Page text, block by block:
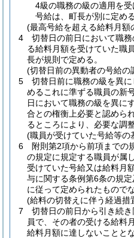
4級の職務の級の適用を
号給は、町長が別に定める
(最高号給を超える給料月額
4
切替日の前日において職
る給料月額を受けていた職
長が規則で定める。
(切替日前の異動者の号給の
5
切替日前に職務の級を異
めるこれに準ずる職員の新
日において職務の級を異に
合との権衡上必要と認めら
るところにより、必要な調
(職員が受けていた号給等の
6
附則第2項から前項までの
の規定に規定する職員が属
受けていた号給又は給料月
与に関する条例第6条の規
に従って定められたもので
(給料の切替えに伴う経過措
7
切替日の前日から引き続
員で、その者の受ける給料
給料月額に達しないことと